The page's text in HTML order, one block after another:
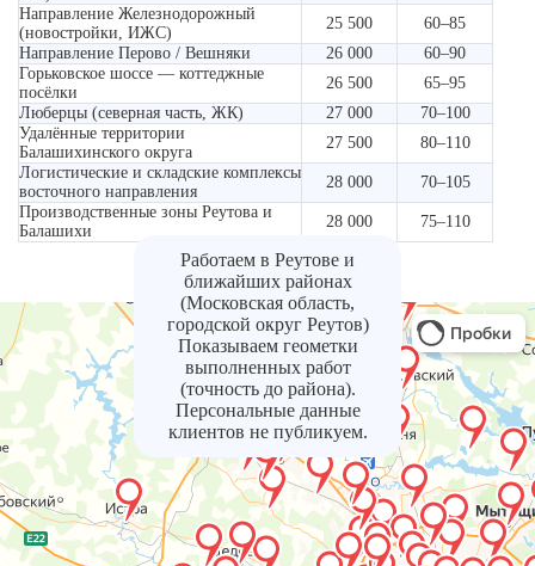
Направление Железнодорожный
(новостройки, ИЖС)
25 500
60–85
Направление Перово / Вешняки
26 000
60–90
Горьковское шоссе — коттеджные
посёлки
26 500
65–95
Люберцы (северная часть, ЖК)
27 000
70–100
Удалённые территории
Балашихинского округа
27 500
80–110
Логистические и складские комплексы
восточного направления
28 000
70–105
Производственные зоны Реутова и
Балашихи
28 000 75–110
Работаем в Реутове и
ближайших районах
(Московская область,
городской округ Реутов)
Показываем геометки
выполненных работ
(точность до района).
Персональные данные
клиентов не публикуем.